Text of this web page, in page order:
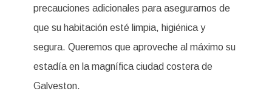
precauciones adicionales para asegurarnos de
que su habitación esté limpia, higiénica y
segura. Queremos que aproveche al máximo su
estadía en la magnífica ciudad costera de
Galveston.